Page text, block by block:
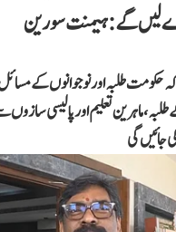
لیں گے: ہیمنت سورین
حکومت طلبہ اور نوجوانوں کے
طلبہ، ماہرین تعلیم اور پالیسی
جائیں گی